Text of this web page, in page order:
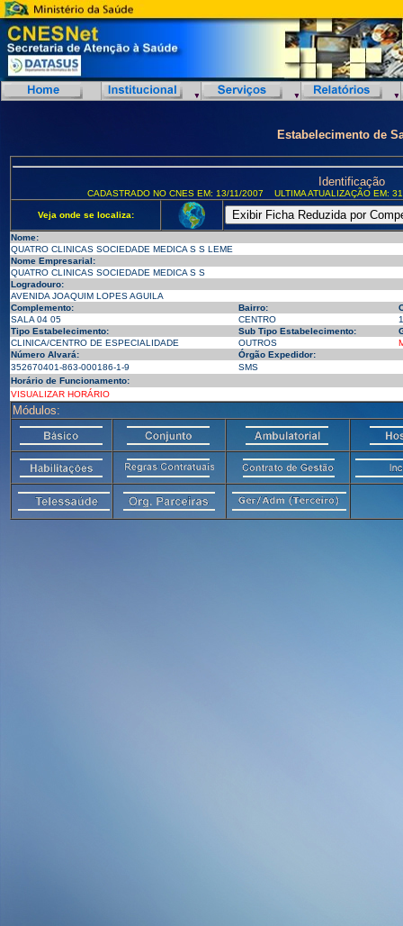
Estabelecimento de
Identificação
CADASTRADO NO CNES EM: 13/11/2007 ULTIMA ATUALIZAÇÃO EM:
Veja onde se localiza:
Nome:
QUATRO CLINICAS SOCIEDADE MEDICA S S LEME
Nome Empresarial:
QUATRO CLINICAS SOCIEDADE MEDICA S S
Logradouro:
AVENIDA JOAQUIM LOPES AGUILA
Complemento:
Bairro:
SALA 04 05
CENTRO
Tipo Estabelecimento:
Sub Tipo Estabelecimento:
CLINICA/CENTRO DE ESPECIALIDADE
OUTROS
Número Alvará:
Órgão Expedidor:
352670401-863-000186-1-9
SMS
Horário de Funcionamento:
VISUALIZAR HORÁRIO
Módulos: